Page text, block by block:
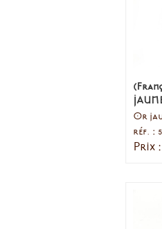
Or
réf. :
Prix :